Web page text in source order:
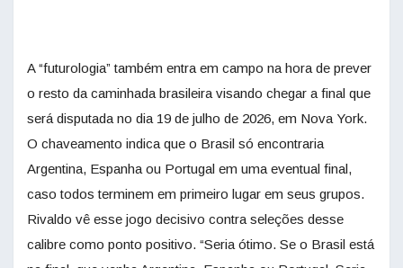
A “futurologia” também entra em campo na hora de prever
o resto da caminhada brasileira visando chegar a final que
será disputada no dia 19 de julho de 2026, em Nova York.
O chaveamento indica que o Brasil só encontraria
Argentina, Espanha ou Portugal em uma eventual final,
caso todos terminem em primeiro lugar em seus grupos.
Rivaldo vê esse jogo decisivo contra seleções desse
calibre como ponto positivo. “Seria ótimo. Se o Brasil está